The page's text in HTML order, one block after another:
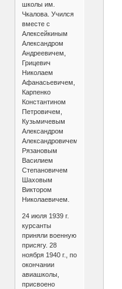
школы им.
Чкалова. Учился
вместе с
Алексейкиным
Александром
Андреевичем,
Грицевич
Николаем
Афанасьевичем,
Карпенко
Константином
Петровичем,
Кузьмичевым
Александром
Александровичем,
Рязановым
Василием
Степановичем
Шаховым
Виктором
Николаевичем.
24 июля 1939 г.
курсанты
приняли военную
присягу. 28
ноября 1940 г., по
окончании
авиашколы,
присвоено